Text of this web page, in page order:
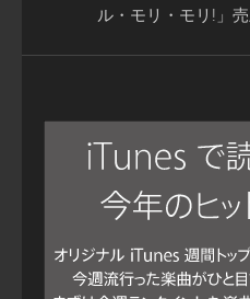
ル・モリ・モリ!」